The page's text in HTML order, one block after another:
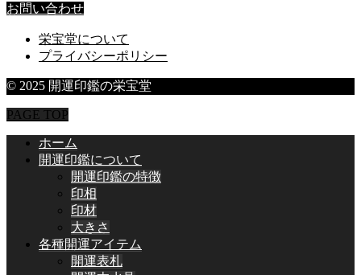
お問い合わせ
栄宝堂について
プライバシーポリシー
© 2025 開運印鑑の栄宝堂
PAGE TOP
ホーム
開運印鑑について
開運印鑑の特徴
印相
印材
大きさ
各種開運アイテム
開運表札